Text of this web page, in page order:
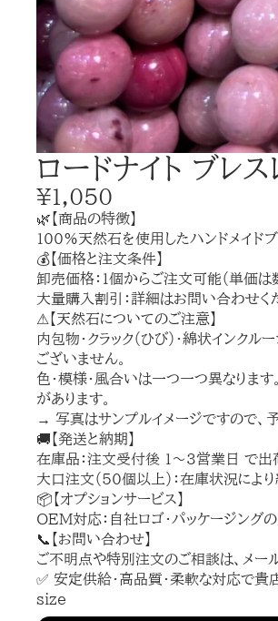
ロードナイト ブレ
¥1,050
🌿【商品の特徴】
100%天然石を使用したハンドメイドブ
💰【価格と注文条件】
卸売価格：1個からご注文可能（単価は
大量購入割引：詳細はお問い合わせく
⚠【天然石についてのご注意】
内包物・クラック（ひび）・綿状インク
ございません。
色・模様・風合いは一つ一つ異なりま
があります。
→ 写真はサンプルイメージですので、
🚚【発送と納期】
在庫品：注文受付後 1～3営業日 で出
大口注文（50個以上）：在庫状況によ
📦【オプションサービス】
OEM対応：自社ロゴ・パッケージングの
📞【お問い合わせ】
ご不明点や特別注文のご相談は、メー
✅ 安定供給・高品質・柔軟な対応で貴
size